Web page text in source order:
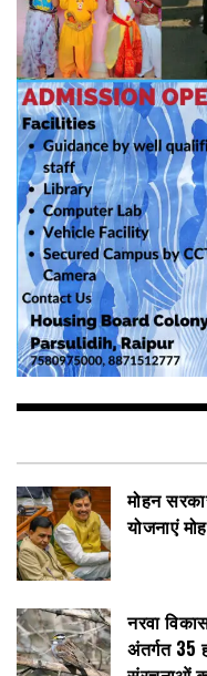
मोहन
योजनाएं
नरवा
अंतर्गत 35